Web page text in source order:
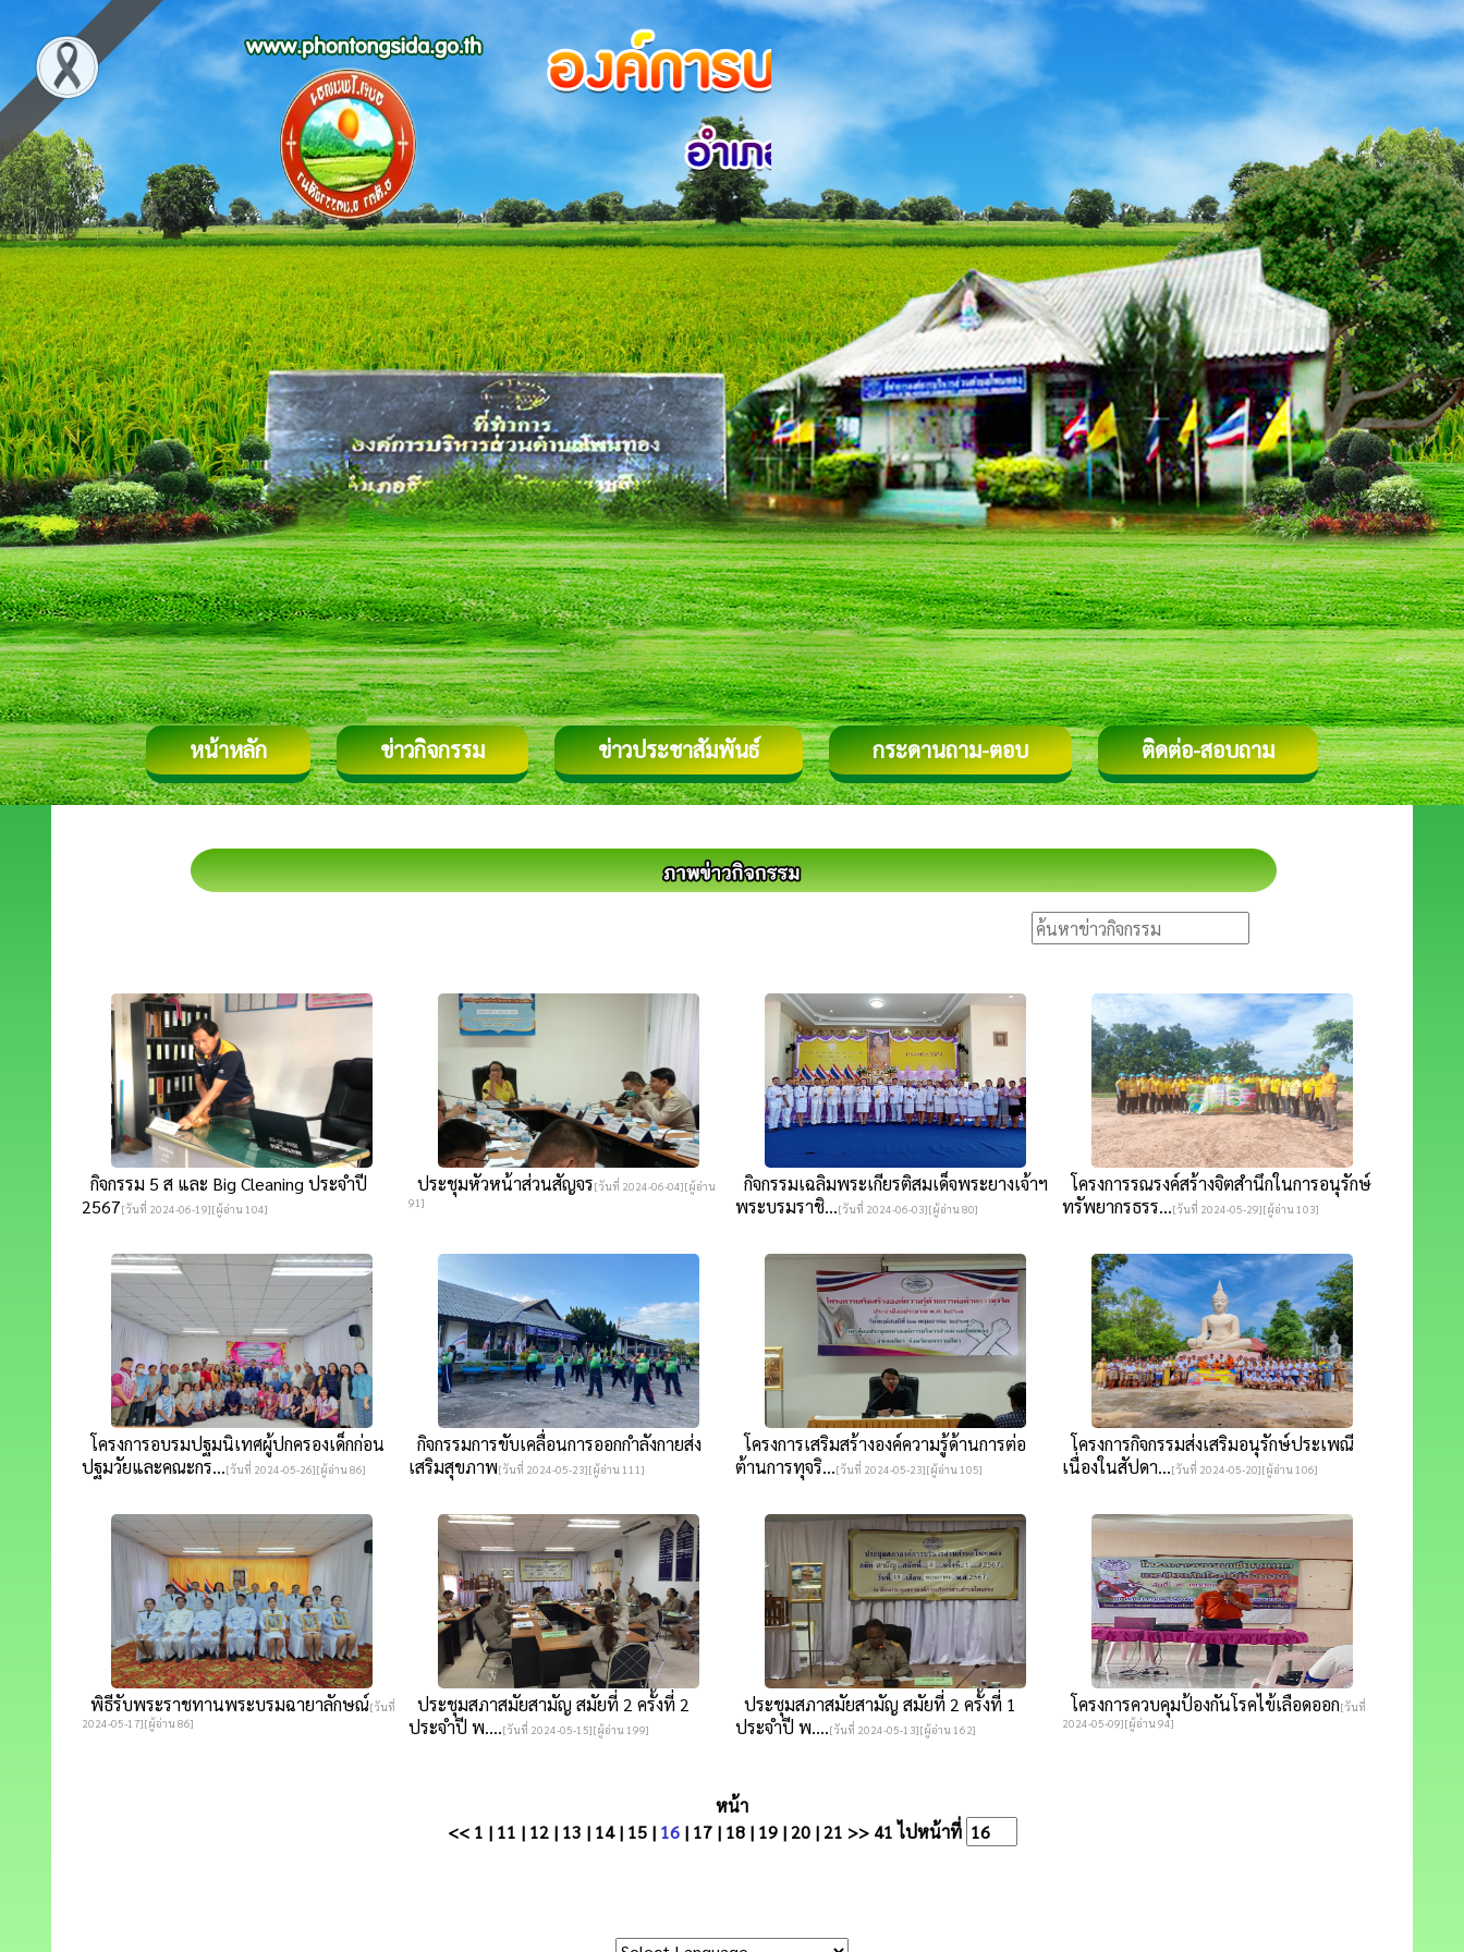
หน้าหลัก ข่าวกิจกรรม ข่าวประชาสัมพันธ์ กระดานถาม-ตอบ ติดต่อ-สอบถาม
กิจกรรม 5 ส และ Big Cleaning ประจำปี
2567[วันที่ 2024-06-19][ผู้อ่าน 104]
ประชุมหัวหน้าส่วนสัญจร[วันที่ 2024-06-04][ผู้อ่าน
91]
กิจกรรมเฉลิมพระเกียรติสมเด็จพระยางเจ้าฯ
พระบรมราชิ...[วันที่ 2024-06-03][ผู้อ่าน 80]
โครงการรณรงค์สร้างจิตสำนึกในการอนุรักษ์
ทรัพยากรธรร...[วันที่ 2024-05-29][ผู้อ่าน 103]
โครงการอบรมปฐมนิเทศผู้ปกครองเด็กก่อน
ปฐมวัยและคณะกร...[วันที่ 2024-05-26][ผู้อ่าน 86]
กิจกรรมการขับเคลื่อนการออกกำลังกายส่ง
เสริมสุขภาพ[วันที่ 2024-05-23][ผู้อ่าน 111]
โครงการเสริมสร้างองค์ความรู้ด้านการต่อ
ต้านการทุจริ...[วันที่ 2024-05-23][ผู้อ่าน 105]
โครงการกิจกรรมส่งเสริมอนุรักษ์ประเพณี
เนื่องในสัปดา...[วันที่ 2024-05-20][ผู้อ่าน 106]
พิธีรับพระราชทานพระบรมฉายาลักษณ์[วันที่
2024-05-17][ผู้อ่าน 86]
ประชุมสภาสมัยสามัญ สมัยที่ 2 ครั้งที่ 2
ประจำปี พ....[วันที่ 2024-05-15][ผู้อ่าน 199]
ประชุมสภาสมัยสามัญ สมัยที่ 2 ครั้งที่ 1
ประจำปี พ....[วันที่ 2024-05-13][ผู้อ่าน 162]
โครงการควบคุมป้องกันโรคไข้เลือดออก[วันที่
2024-05-09][ผู้อ่าน 94]
หน้า
<< 1 | 11 | 12| 13 | 14| 15| 16| 17| 18| 19|20|21 >> 41ไปหน้าที่